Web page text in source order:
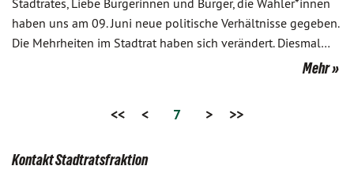
Stadtrates, Liebe Bürgerinnen und Bürger, die Wähler*innen
haben uns am 09. Juni neue politische Verhältnisse gegeben.
Die Mehrheiten im Stadtrat haben sich verändert. Diesmal…
Mehr
<< < 7 > >>
Kontakt Stadtratsfraktion